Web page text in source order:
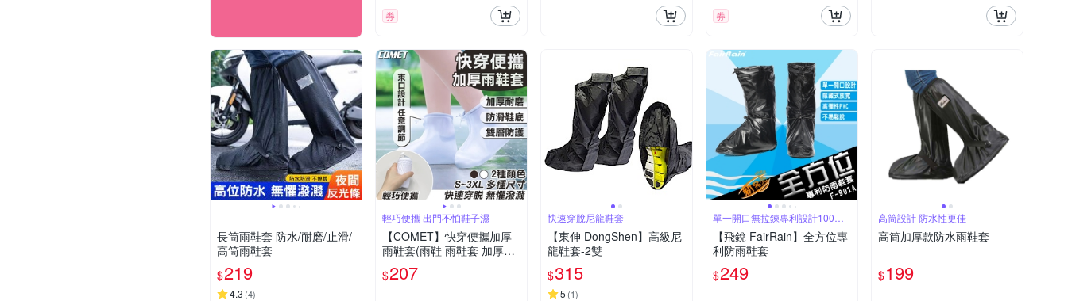
券 券
長筒雨鞋套 防水/耐磨/止滑/
高筒雨鞋套
$219
4.3 (4)
輕巧便攜 出門不怕鞋子濕
【COMET】快穿便攜加厚
雨鞋套(雨鞋 雨鞋套 加厚雨
鞋套 防滑雨鞋套 輕便雨鞋
套/A5)
$207
快速穿脫尼龍鞋套
【東伸 DongShen】高級尼
龍鞋套-2雙
$315
5 (1)
單一開口無拉鍊專利設計100完
全防水
【飛銳 FairRain】全方位專
利防雨鞋套
$249
高筒設計 防水性更佳
高筒加厚款防水雨鞋套
$199